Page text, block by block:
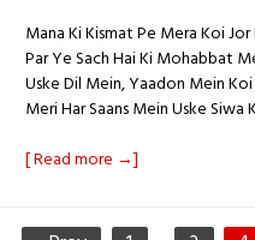
Mana Ki Kismat Pe Mera Koi Jor
Par Ye Sach Hai Ki Mohabbat
Uske Dil Mein, Yaadon Mein
Meri Har Saans Mein Uske Siwa
[ Read more →]